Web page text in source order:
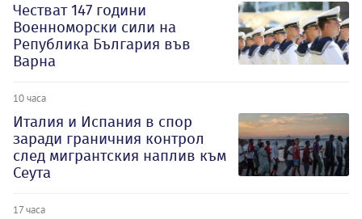
Честват 147 години
Военноморски сили на
Република България във
Варна
10 часа
Италия и Испания в спор
заради граничния контрол
след мигрантския наплив към
Сеута
17 часа